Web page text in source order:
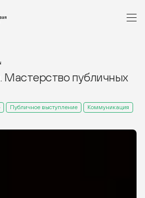
Мастерство публичных
Публичное выступление Коммуникация